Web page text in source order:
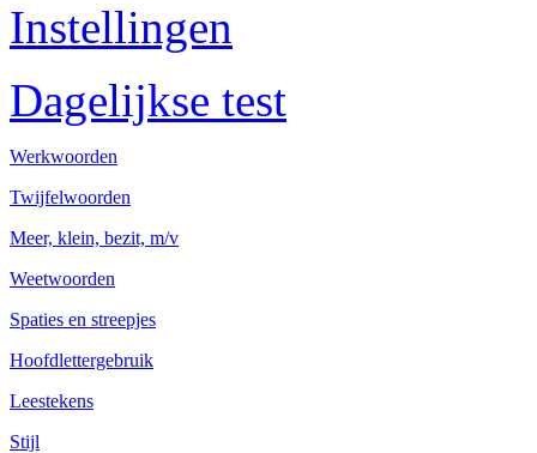
Instellingen
Dagelijkse test
Werkwoorden
Twijfelwoorden
Meer, klein, bezit, m/v
Weetwoorden
Spaties en streepjes
Hoofdlettergebruik
Leestekens
Stijl